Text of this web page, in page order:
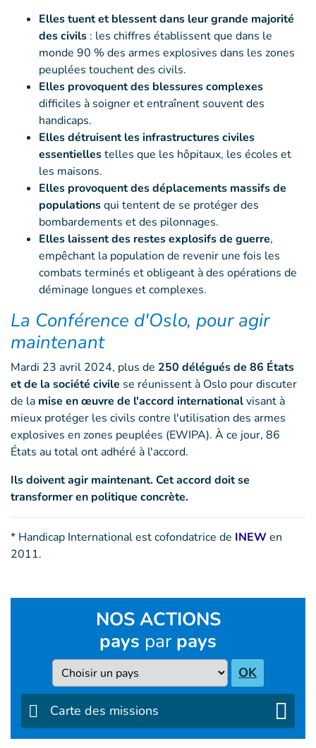
Elles tuent et blessent dans leur grande majorité
des civils : les chiffres établissent que dans le
monde 90 % des armes explosives dans les zones
peuplées touchent des civils.
Elles provoquent des blessures complexes
difficiles à soigner et entraînent souvent des
handicaps.
Elles détruisent les infrastructures civiles
essentiellestelles que les hôpitaux, les écoles et
les maisons.
Elles provoquent des déplacements massifs de
populationsqui tentent de se protéger des
bombardements et des pilonnages.
Elles laissent des restes explosifs de guerre,
empêchant la population de revenir une fois les
combats terminés et obligeant à des opérations de
déminage longues et complexes.
La Conférence d'Oslo, pour agir
maintenant
Mardi 23 avril 2024, plus de 250 délégués de 86 États
et de la société civile se réunissent à Oslo pour discuter
de la mise en œuvre de l'accord internationalvisant à
mieux protéger les civils contre l'utilisation des armes
explosives en zones peuplées (EWIPA). À ce jour, 86
États au total ont adhéré à l'accord.
Ils doivent agir maintenant. Cet accord doit se
transformer en politique concrète.
* Handicap International est cofondatrice de INEWen
2011.
NOS ACTIONS
pays par pays
Pays OK
Carte des missions